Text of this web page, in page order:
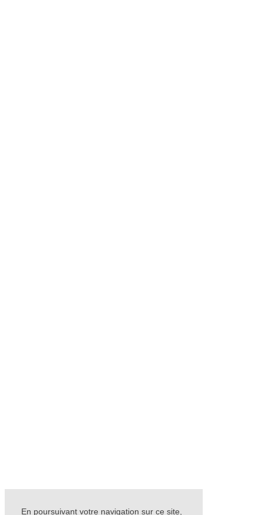
En poursuivant votre navigation sur ce site,